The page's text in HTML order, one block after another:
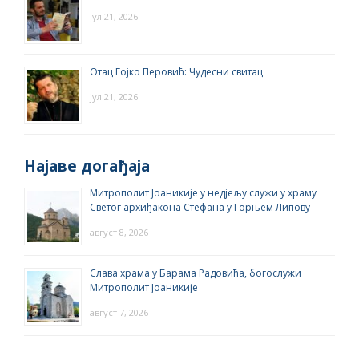
јул 21, 2026
Отац Гојко Перовић: Чудесни свитац
јул 21, 2026
Најаве догађаја
Митрополит Јоаникије у недјељу служи у храму
Светог архиђакона Стефана у Горњем Липову
август 8, 2026
Слава храма у Барама Радовића, богослужи
Митрополит Јоаникије
август 7, 2026